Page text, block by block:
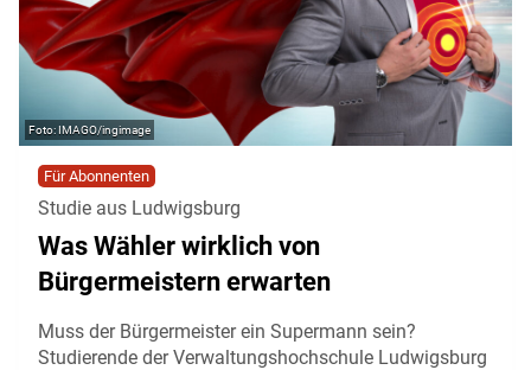
IMAGO/ingimage
Für Abonnenten
Studie aus Ludwigsburg
Was Wähler wirklich von
Bürgermeistern erwarten
Muss der Bürgermeister ein Supermann sein?
Studierende der Verwaltungshochschule Ludwigsburg